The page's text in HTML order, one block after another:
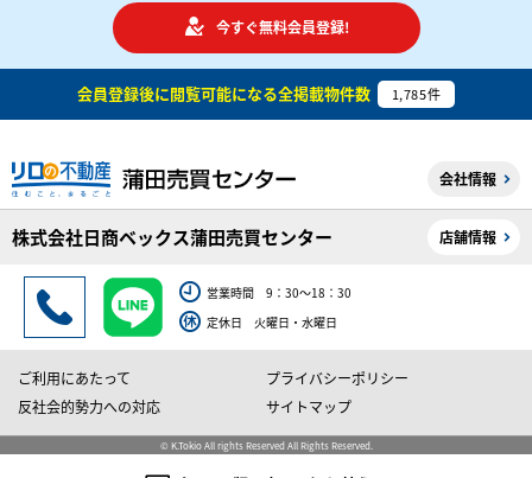
今すぐ無料会員登録!
会員登録後に閲覧可能になる全掲載物件数 1,785件
会社情報
株式会社日商ベックス蒲田売買センター 店舗情報
営業時間 9：30～18：30
定休日 火曜日・水曜日
ご利用にあたって
プライバシーポリシー
反社会的勢力への対応
サイトマップ
© K.Tokio All rights Reserved All Rights Reserved.